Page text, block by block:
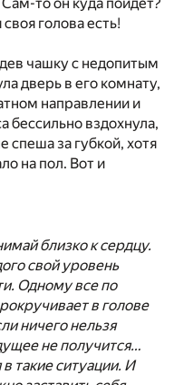
голова есть!
чашку с недопитым
дверь в его комнату,
направлении и
бессильно вздохнула,
спеша за губкой, хотя
на пол. Вот и
близко к сердцу.
свой уровень
Одному все по
в голове
ничего нельзя
не получится…
такие ситуации. И